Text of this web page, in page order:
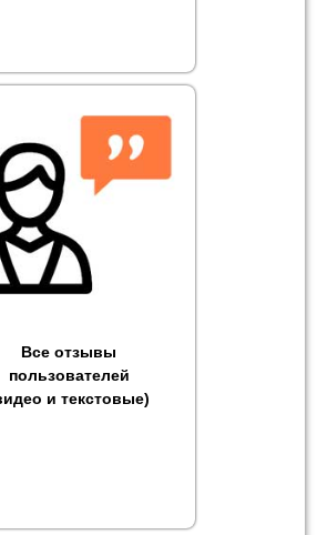
Все отзывы
пользователей
и текстовые)